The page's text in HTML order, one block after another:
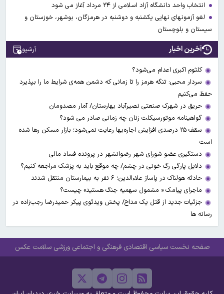
انتخاب واحد دانشگاه آزاد اسلامی از ۲۴ مرداد آغاز می شود
لغو آزمونهای نهایی یکشنبه و دوشنبه در هرمزگان، بوشهر، خوزستان و
سیستان و بلوچستان
آخرین اخبار آرشیو
کلثوم اکبری اعدام می‌شود؟
سردار محبی: تنگه هرمز را تا زمانی که دشمن همه‌ی شرایط ما را بپذیرد
حفظ می‌کنیم
حریق در شهرک صنعتی نصیرآباد بهارستان/ آمار مصدومان
گواهینامه موتورسیکلت زنان چه زمانی صادر می شود؟
سقف ۲۵ درصدی افزایش اجاره‌بها رعایت نمی‌شود؛ بازار مسکن رها شده
است
دستگیری عضو شورای شهر رضوانشهر در پرونده فساد مالی
دلایل پارگی رگ خونی در چشم/ چه موقع باید به پزشک مراجعه کنیم؟
حادثه هولناک در پاساژ علاءالدین؛ ۶ نفر به بیمارستان منتقل شدند
ماجرای پیامک « مشمول سهمیه جنگ هستید» چیست؟
جزئیات جدید از قتل یک مداح/ پخش ویدئوی پیکر حمیدرضا رجب‌زاده در
رسانه ها
صفحه نخست سیاسی اقتصادی فرهنگی و اجتماعی ورزشی سلامت عکس